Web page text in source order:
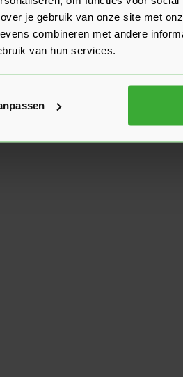
je gebruik van onze site met
combineren met andere
van hun services.